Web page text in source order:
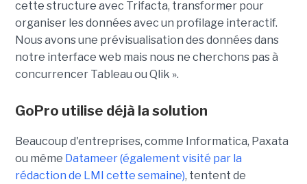
cette structure avec Trifacta, transformer pour
organiser les données avec un profilage interactif.
Nous avons une prévisualisation des données dans
notre interface web mais nous ne cherchons pas à
concurrencer Tableau ou Qlik ».
GoPro utilise déjà la solution
Beaucoup d'entreprises, comme Informatica, Paxata
ou même Datameer (également visité par la
rédaction de LMI cette semaine), tentent de